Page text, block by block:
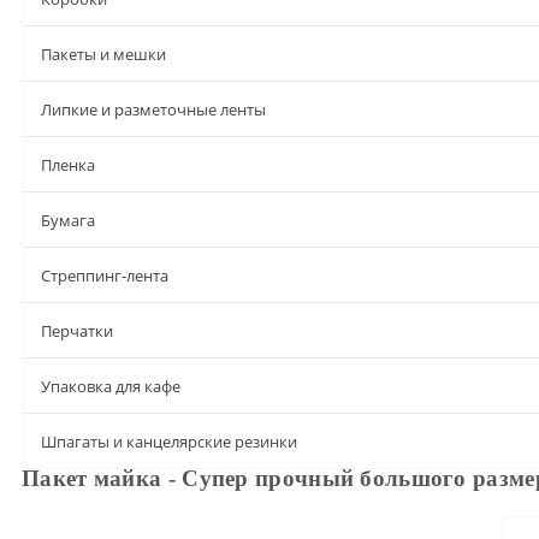
Пакеты и мешки
Липкие и разметочные ленты
Пленка
Бумага
Стреппинг-лента
Перчатки
Упаковка для кафе
Шпагаты и канцелярские резинки
Пакет майка - Супер прочный большого